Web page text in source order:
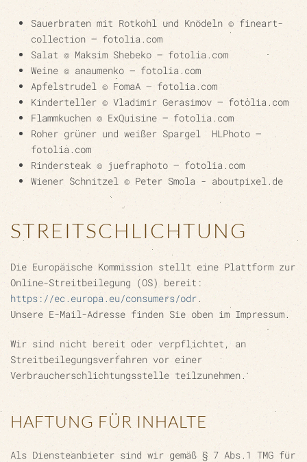
Sauerbraten mit Rotkohl und Knödeln © fineart-
collection – fotolia.com
Salat © Maksim Shebeko – fotolia.com
Weine © anaumenko – fotolia.com
Apfelstrudel © FomaA – fotolia.com
Kinderteller © Vladimir Gerasimov – fotolia.com
Flammkuchen © ExQuisine – fotolia.com
Roher grüner und weißer Spargel HLPhoto –
fotolia.com
Rindersteak © juefraphoto – fotolia.com
Wiener Schnitzel © Peter Smola - aboutpixel.de
STREITSCHLICHTUNG
Die Europäische Kommission stellt eine Plattform zur
Online-Streitbeilegung (OS) bereit:
https://ec.europa.eu/consumers/odr.
Unsere E-Mail-Adresse finden Sie oben im Impressum.
Wir sind nicht bereit oder verpflichtet, an
Streitbeilegungsverfahren vor einer
Verbraucherschlichtungsstelle teilzunehmen.
HAFTUNG FÜR INHALTE
Als Diensteanbieter sind wir gemäß § 7 Abs.1 TMG für